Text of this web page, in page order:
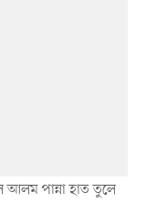
পান্না হাত তুলে